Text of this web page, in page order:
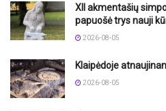
XII akmentašių
papuošė trys nauji
2026-08-05
Klaipėdoje
2026-08-05